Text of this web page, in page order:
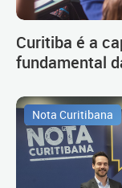
Curitiba é a
fundamental
Nota Curitibana